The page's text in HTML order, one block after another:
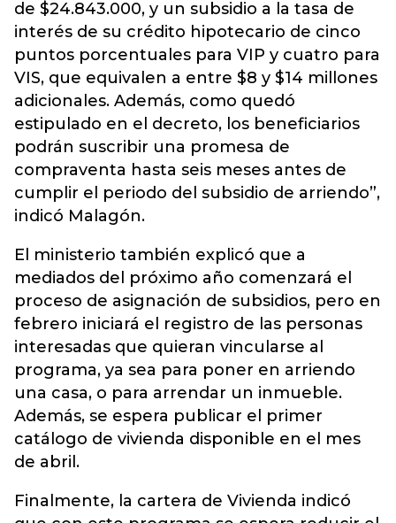
de $24.843.000, y un subsidio a la tasa de
interés de su crédito hipotecario de cinco
puntos porcentuales para VIP y cuatro para
VIS, que equivalen a entre $8 y $14 millones
adicionales. Además, como quedó
estipulado en el decreto, los beneficiarios
podrán suscribir una promesa de
compraventa hasta seis meses antes de
cumplir el periodo del subsidio de arriendo”,
indicó Malagón.
El ministerio también explicó que a
mediados del próximo año comenzará el
proceso de asignación de subsidios, pero en
febrero iniciará el registro de las personas
interesadas que quieran vincularse al
programa, ya sea para poner en arriendo
una casa, o para arrendar un inmueble.
Además, se espera publicar el primer
catálogo de vivienda disponible en el mes
de abril.
Finalmente, la cartera de Vivienda indicó